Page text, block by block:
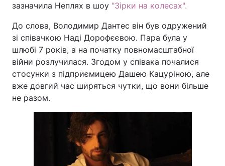
зазначила Неплях в шоу "Зірки на колесах".
До слова, Володимир Дантес він був одружений
зі співачкою Наді Дорофєєвою. Пара була у
шлюбі 7 років, а на початку повномасштабної
війни розлучилася. Згодом у співака почалися
стосунки з підприємицею Дашею Кацуріною, але
вже довгий час ширяться чутки, що вони більше
не разом.